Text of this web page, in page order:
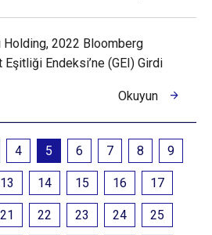
Holding, 2022 Bloomberg
Endeksi’ne (GEI) Girdi
Okuyun
4 5 6 7 8 9
13 14 15 16 17
21 22 23 24 25